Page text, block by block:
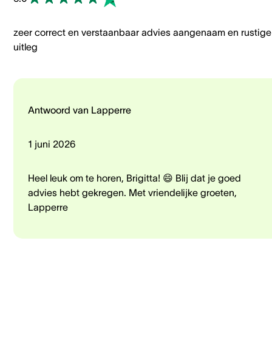
zeer correct en verstaanbaar advies aangenaam en rustige
uitleg
Antwoord van Lapperre
1 juni 2026
Heel leuk om te horen, Brigitta! 😄 Blij dat je goed
advies hebt gekregen. Met vriendelijke groeten,
Lapperre